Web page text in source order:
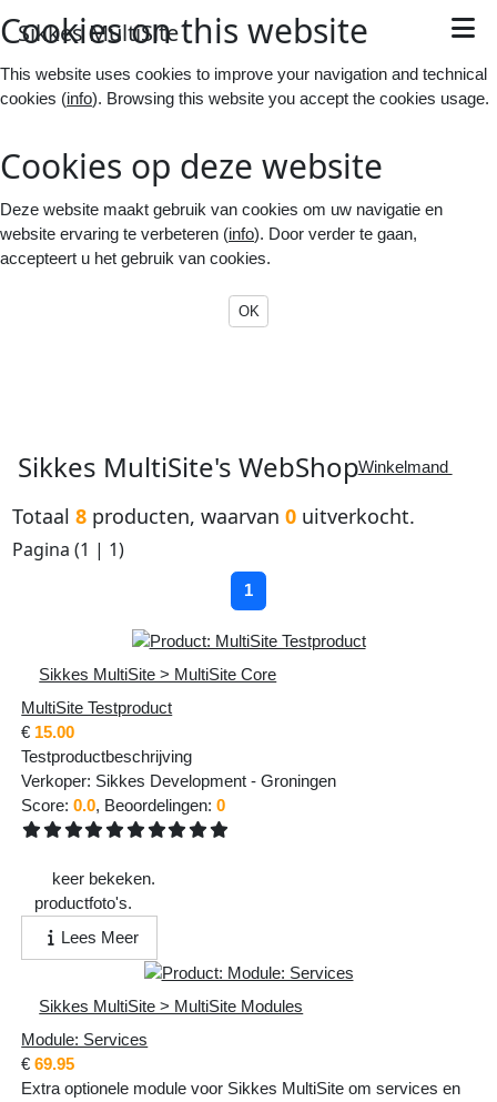
Cookies on this website
This website uses cookies to improve your navigation and technical
cookies (info). Browsing this website you accept the cookies usage.
Cookies op deze website
Deze website maakt gebruik van cookies om uw navigatie en
website ervaring te verbeteren (info). Door verder te gaan,
accepteert u het gebruik van cookies.
OK
SikkesMultiSite
Sikkes MultiSite's WebShopWinkelmand
Totaal8 producten, waarvan0 uitverkocht.
Pagina (1 | 1)
1
Sikkes MultiSite > MultiSite Core
MultiSite Testproduct
€ 15.00
Testproductbeschrijving
Verkoper: Sikkes Development -Groningen
Score:0.0, Beoordelingen:0
keer bekeken.
productfoto's.
Lees Meer
Sikkes MultiSite > MultiSite Modules
Module: Services
€69.95
Extra optionele module voor Sikkes MultiSite om services en